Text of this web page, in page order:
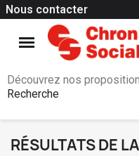
Nous contacter
Découvrez nos
Recherche
RÉSULTATS DE